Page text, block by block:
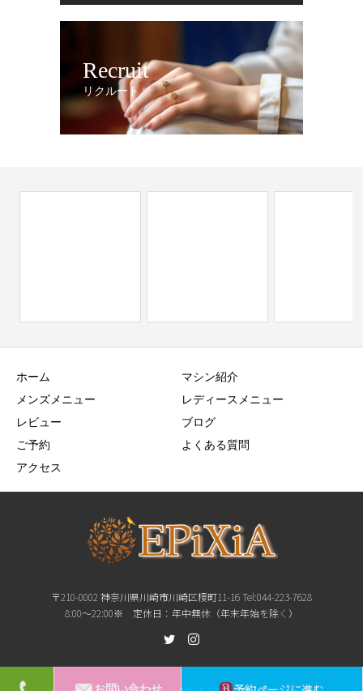
Recruit
リクルート
ホーム
マシン紹介
メンズメニュー
レディースメニュー
レビュー
ブログ
ご予約
よくある質問
アクセス
〒210-0002 神奈川県川崎市川崎区榎町11-16 Tel:044-223-7628
8:00〜22:00※ 定休日：年中無休（年末年始を除く）
お問い合わせ